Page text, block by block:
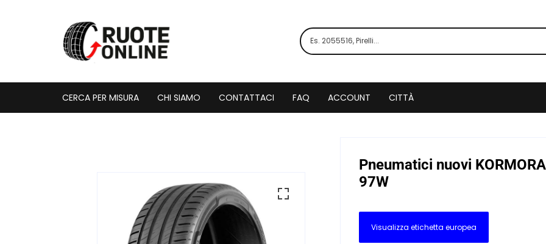
CERCA PER MISURA CHI SIAMO CONTATTACI FAQ ACCOUNT CITTÀ
Pneumatici nuovi
97W
Visualizza etichetta europea